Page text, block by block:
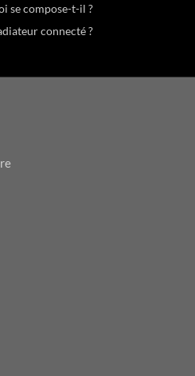
se compose-t-il ?
connecté ?